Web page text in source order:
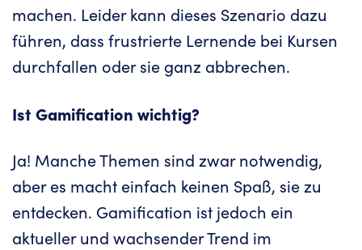
machen. Leider kann dieses Szenario dazu
führen, dass frustrierte Lernende bei Kursen
durchfallen oder sie ganz abbrechen.
Ist Gamification wichtig?
Ja! Manche Themen sind zwar notwendig,
aber es macht einfach keinen Spaß, sie zu
entdecken. Gamification ist jedoch ein
aktueller und wachsender Trend im